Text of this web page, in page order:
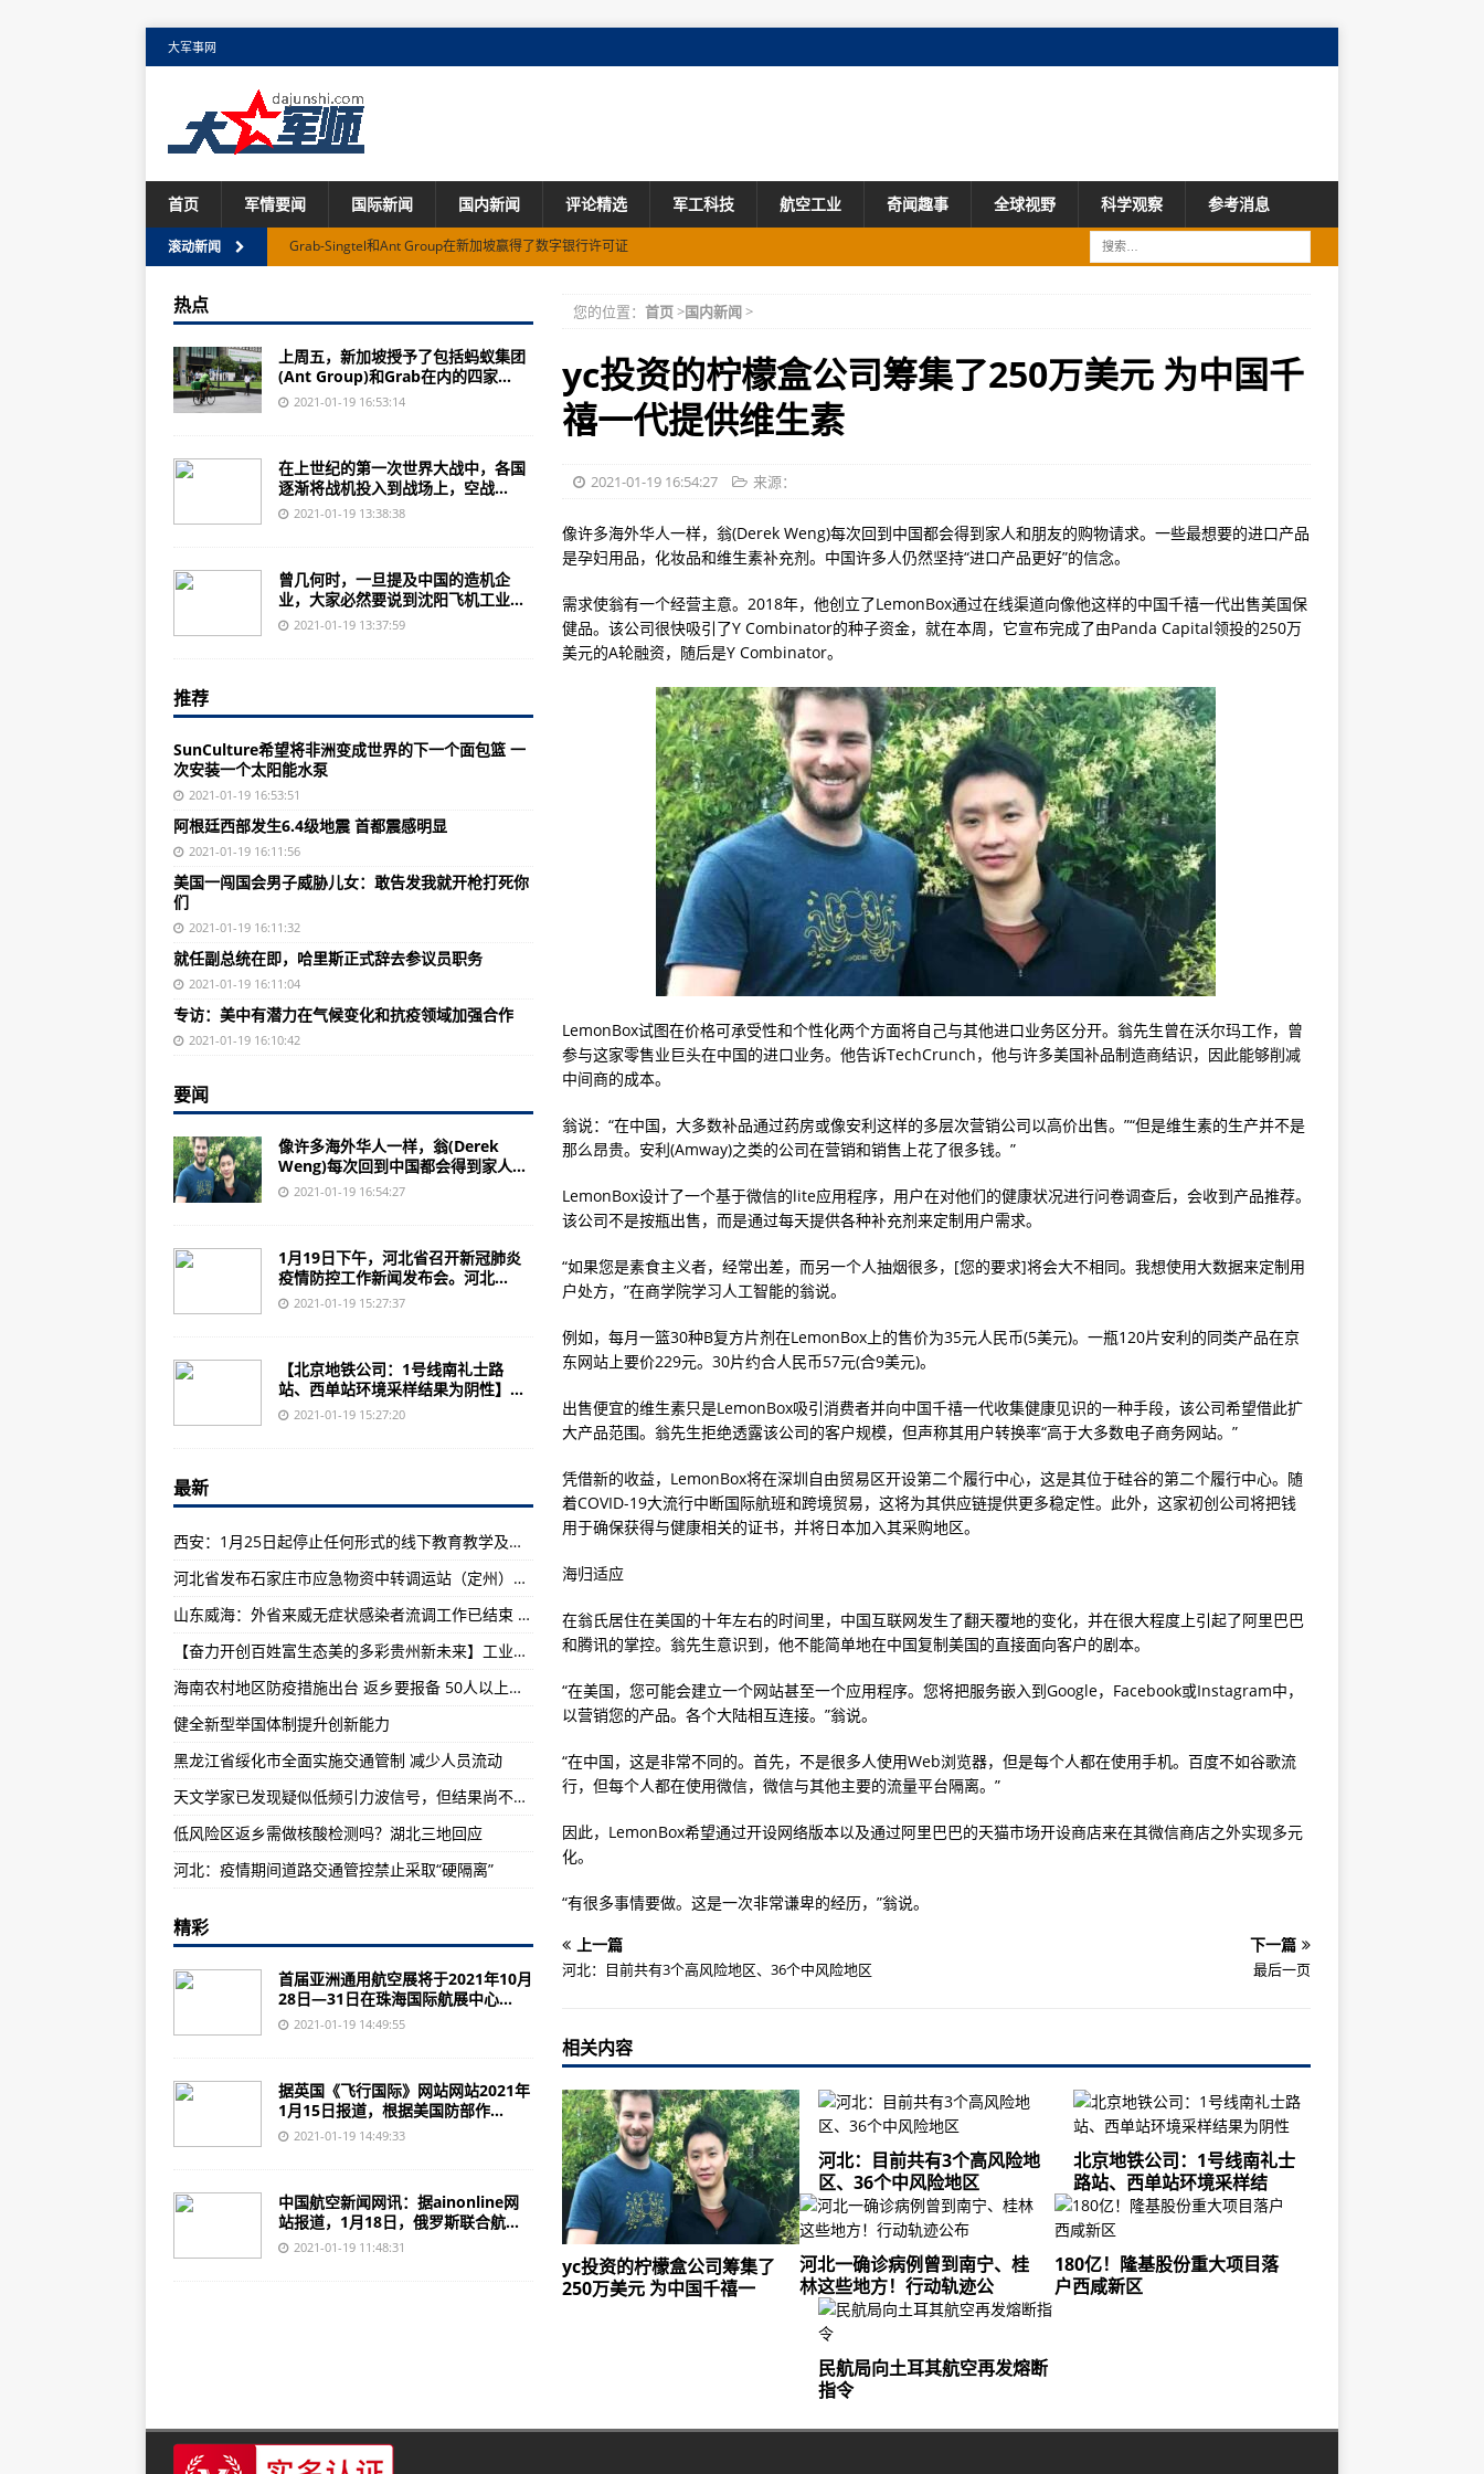
大军事网
首页 军情要闻 国际新闻 国内新闻 评论精选 军工科技 航空工业 奇闻趣事 全球视野 科学观察 参考消息
滚动新闻
Grab-Singtel和Ant Group在新加坡赢得了数字银行许可证
世界经济论坛“达沃斯议程”对话会聚焦重建各方信任
意大利一名囚犯越狱 同一监狱曾多次发生类似事件
美国一闯国会男子威胁儿女：敢告发我就开枪打死你们
多人出现过敏反应 美国加州暂停接种特定批次莫德纳新冠疫苗
美媒：美国新冠死亡人数即将超过二战中美国死亡总人数
就任副总统在即，哈里斯正式辞去参议员职务
担忧内部威胁 美联邦调查局对25000名国民警卫队员进行审查
专访：美中有潜力在气候变化和抗疫领域加强合作——访美中贸易全国委员会会长艾伦
专访：美中有潜力在气候变化和抗疫领域加强合作
联合国秘书长对以色列新建犹太人定居点表示严重关切
俄专家：中国经济克服疫情影响 将盘活东盟经济
最新！最全！事关春节期间来宁返宁人员，速看！
西安：1月25日起停止任何形式的线下教育教学及培训活动
河北：目前共有3个高风险地区、36个中风险地区
​河北省发布石家庄市应急物资中转调运站（定州）应急防疫物资调运流程
北京地铁公司：1号线南礼士路站、西单站环境采样结果为阴性
​首届亚洲通用航空展将在珠海国际航展中心举行
罗罗80号试车台完成首次发动机试车
本田飞机公司开始在新工厂生产机翼
从美方新一轮制裁，看乱港“国际线”的崩塌...
24年变化多大？中国1996年和2020年空军装备水平对比
中国女星赴美代孕俩娃后弃养！这条百亿美金产业链 害了多少人？
美媒：中印核大战将毁灭地球 中国火箭军可随意打击印军
成飞到底有多强？不仅研发了中国唯一的五代机，还是最赚钱的航企
股票下跌“掌门”缺位 李在镕被捕后三星进入紧急模式
广东“十大最美应急个人”及“十大最美应急集体”获选名单公布
广东不动产登记速度“论分计” 最快30分钟可办结
兰州警方连续查处3起妨害公务案 都跟“酒”有关
“77国集团和中国”举行2021年主席国交接仪式
葡萄牙疫情形势严峻 防控措施再加码
三星掌门将在狱中办公 高管感慨：他当庭被捕 公司深受冲击
白银：雪上“双赛”将至 防疫工作已展开
菅义伟发表施政演说：希望提前结束紧急状态
推动多边合作 促进互利共赢
英最高法裁定保险公司赔付疫情损失 商户“松口气”
广州中欧班列“生意好” 去年发运频率创历史最高纪录
俄外长：逮捕纳瓦利内是正当行为 不担心因此“形象受损”
北约协助蒙古国军队新建网络安全中心
yc投资的柠檬盒公司筹集了250万美元 为中国千禧一代提供维生素
SunCulture希望将非洲变成世界的下一个面包篮 一次安装一个太阳能水泵
您的位置： 首页>国内新闻>
yc投资的柠檬盒公司筹集了250万美元 为中国千
禧一代提供维生素
2021-01-19 16:54:27 来源：
像许多海外华人一样，翁(Derek Weng)每次回到中国都会得到家人和朋友的购物请求。一些最想要的进口产品
是孕妇用品，化妆品和维生素补充剂。中国许多人仍然坚持“进口产品更好”的信念。
需求使翁有一个经营主意。2018年，他创立了LemonBox通过在线渠道向像他这样的中国千禧一代出售美国保
健品。该公司很快吸引了Y Combinator的种子资金，就在本周，它宣布完成了由Panda Capital领投的250万
美元的A轮融资，随后是Y Combinator。
LemonBox试图在价格可承受性和个性化两个方面将自己与其他进口业务区分开。翁先生曾在沃尔玛工作，曾
参与这家零售业巨头在中国的进口业务。他告诉TechCrunch，他与许多美国补品制造商结识，因此能够削减
中间商的成本。
翁说：“在中国，大多数补品通过药房或像安利这样的多层次营销公司以高价出售。”“但是维生素的生产并不是
那么昂贵。安利(Amway)之类的公司在营销和销售上花了很多钱。”
LemonBox设计了一个基于微信的lite应用程序，用户在对他们的健康状况进行问卷调查后，会收到产品推荐。
该公司不是按瓶出售，而是通过每天提供各种补充剂来定制用户需求。
“如果您是素食主义者，经常出差，而另一个人抽烟很多，[您的要求]将会大不相同。我想使用大数据来定制用
户处方，”在商学院学习人工智能的翁说。
例如，每月一篮30种B复方片剂在LemonBox上的售价为35元人民币(5美元)。一瓶120片安利的同类产品在京
东网站上要价229元。30片约合人民币57元(合9美元)。
出售便宜的维生素只是LemonBox吸引消费者并向中国千禧一代收集健康见识的一种手段，该公司希望借此扩
大产品范围。翁先生拒绝透露该公司的客户规模，但声称其用户转换率“高于大多数电子商务网站。”
凭借新的收益，LemonBox将在深圳自由贸易区开设第二个履行中心，这是其位于硅谷的第二个履行中心。随
着COVID-19大流行中断国际航班和跨境贸易，这将为其供应链提供更多稳定性。此外，这家初创公司将把钱
用于确保获得与健康相关的证书，并将日本加入其采购地区。
海归适应
在翁氏居住在美国的十年左右的时间里，中国互联网发生了翻天覆地的变化，并在很大程度上引起了阿里巴巴
和腾讯的掌控。翁先生意识到，他不能简单地在中国复制美国的直接面向客户的剧本。
“在美国，您可能会建立一个网站甚至一个应用程序。您将把服务嵌入到Google，Facebook或Instagram中，
以营销您的产品。各个大陆相互连接。”翁说。
“在中国，这是非常不同的。首先，不是很多人使用Web浏览器，但是每个人都在使用手机。百度不如谷歌流
行，但每个人都在使用微信，微信与其他主要的流量平台隔离。”
因此，LemonBox希望通过开设网络版本以及通过阿里巴巴的天猫市场开设商店来在其微信商店之外实现多元
化。
“有很多事情要做。这是一次非常谦卑的经历，”翁说。
上一篇
河北：目前共有3个高风险地区、36个中风险地区
下一篇
最后一页
相关内容
yc投资的柠檬盒公司筹集了
250万美元 为中国千禧一
河北：目前共有3个高风险地
区、36个中风险地区
北京地铁公司：1号线南礼士
路站、西单站环境采样结
河北一确诊病例曾到南宁、桂
林这些地方！行动轨迹公
180亿！隆基股份重大项目落
户西咸新区
民航局向土耳其航空再发熔断
指令
热点
上周五，新加坡授予了包括蚂蚁集团
(Ant Group)和Grab在内的四家...
2021-01-19 16:53:14
在上世纪的第一次世界大战中，各国
逐渐将战机投入到战场上，空战...
2021-01-19 13:38:38
曾几何时，一旦提及中国的造机企
业，大家必然要说到沈阳飞机工业...
2021-01-19 13:37:59
推荐
SunCulture希望将非洲变成世界的下一个面包篮 一
次安装一个太阳能水泵
2021-01-19 16:53:51
阿根廷西部发生6.4级地震 首都震感明显
2021-01-19 16:11:56
美国一闯国会男子威胁儿女：敢告发我就开枪打死你
们
2021-01-19 16:11:32
就任副总统在即，哈里斯正式辞去参议员职务
2021-01-19 16:11:04
专访：美中有潜力在气候变化和抗疫领域加强合作
2021-01-19 16:10:42
要闻
像许多海外华人一样，翁(Derek
Weng)每次回到中国都会得到家人...
2021-01-19 16:54:27
1月19日下午，河北省召开新冠肺炎
疫情防控工作新闻发布会。河北...
2021-01-19 15:27:37
【北京地铁公司：1号线南礼士路
站、西单站环境采样结果为阴性】...
2021-01-19 15:27:20
最新
西安：1月25日起停止任何形式的线下教育教学及培训活动
​河北省发布石家庄市应急物资中转调运站（定州）应急防疫物资调运流程
山东威海：外省来威无症状感染者流调工作已结束 所有样本检测均为阴性
【奋力开创百姓富生态美的多彩贵州新未来】工业互联网：培育贵州工业高质量发展新动能
​海南农村地区防疫措施出台 返乡要报备 50人以上活动须审批
健全新型举国体制提升创新能力
黑龙江省绥化市全面实施交通管制 减少人员流动
天文学家已发现疑似低频引力波信号，但结果尚不能盖棺定论
低风险区返乡需做核酸检测吗？湖北三地回应
河北：疫情期间道路交通管控禁止采取“硬隔离”
精彩
首届亚洲通用航空展将于2021年10月
28日—31日在珠海国际航展中心...
2021-01-19 14:49:55
据英国《飞行国际》网站网站2021年
1月15日报道，根据美国防部作...
2021-01-19 14:49:33
中国航空新闻网讯：据ainonline网
站报道，1月18日，俄罗斯联合航...
2021-01-19 11:48:31